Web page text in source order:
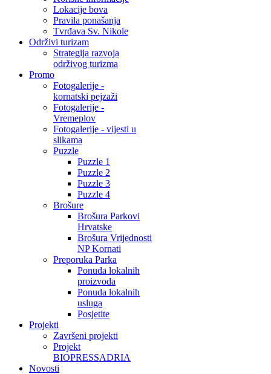
Lokacije bova
Pravila ponašanja
Tvrđava Sv. Nikole
Održivi turizam
Strategija razvoja
održivog turizma
Promo
Fotogalerije -
kornatski pejzaži
Fotogalerije -
Vremeplov
Fotogalerije - vijesti u
slikama
Puzzle
Puzzle 1
Puzzle 2
Puzzle 3
Puzzle 4
Brošure
Brošura Parkovi
Hrvatske
Brošura Vrijednosti
NP Kornati
Preporuka Parka
Ponuda lokalnih
proizvoda
Ponuda lokalnih
usluga
Posjetite
Projekti
Završeni projekti
Projekt
BIOPRESSADRIA
Novosti